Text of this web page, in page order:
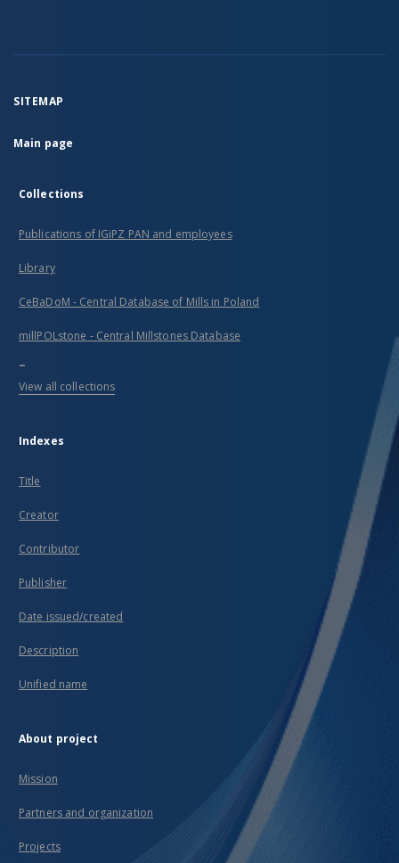
SITEMAP
Main page
Collections
Publications of IGiPZ PAN and employees
Library
CeBaDoM - Central Database of Mills in Poland
millPOLstone - Central Millstones Database
...
View all collections
Indexes
Title
Creator
Contributor
Publisher
Date issued/created
Description
Unified name
About project
Mission
Partners and organization
Projects